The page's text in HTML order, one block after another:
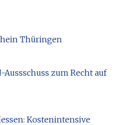
Thüringen
zum Recht auf
Kostenintensive